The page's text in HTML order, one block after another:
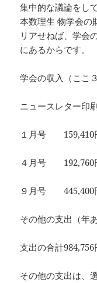
集中的な議論をし
本数理生 物学会の
リアせねば、学会
にあるからです。
学会の収入（ここ
ニュースレター印
１月号 159,410
４月号 192,760
９月号
その他の支出（年
支出の合計984,756
その他の支出は、